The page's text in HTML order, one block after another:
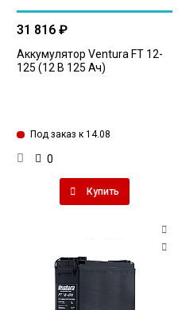
31 816 ₽
Аккумулятор Ventura FT 12-
125 (12 В 125 Ач)
Под заказ к 14.08
0
Купить